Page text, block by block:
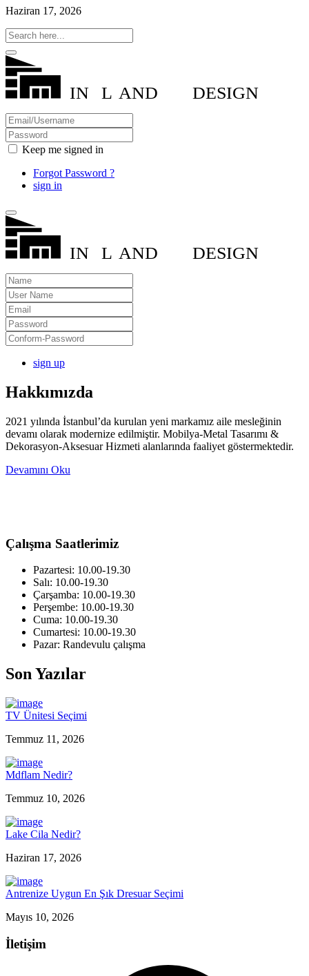
Haziran 17, 2026
IN L AND DESIGN
Keep me signed in
Forgot Password ?
sign in
IN L AND DESIGN
sign up
Hakkımızda
2021 yılında İstanbul’da kurulan yeni markamız aile mesleğinin
devamı olarak modernize edilmiştir. Mobilya-Metal Tasarımı &
Dekorasyon-Aksesuar Hizmeti alanlarında faaliyet göstermektedir.
Devamını Oku
Çalışma Saatlerimiz
Pazartesi: 10.00-19.30
Salı: 10.00-19.30
Çarşamba: 10.00-19.30
Perşembe: 10.00-19.30
Cuma: 10.00-19.30
Cumartesi: 10.00-19.30
Pazar: Randevulu çalışma
Son Yazılar
TV Ünitesi Seçimi
Temmuz 11, 2026
Mdflam Nedir?
Temmuz 10, 2026
Lake Cila Nedir?
Haziran 17, 2026
Antrenize Uygun En Şık Dresuar Seçimi
Mayıs 10, 2026
İletişim